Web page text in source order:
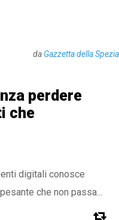
da Gazzetta della Spezia
perdere
che
digitali conosce
che non passa...